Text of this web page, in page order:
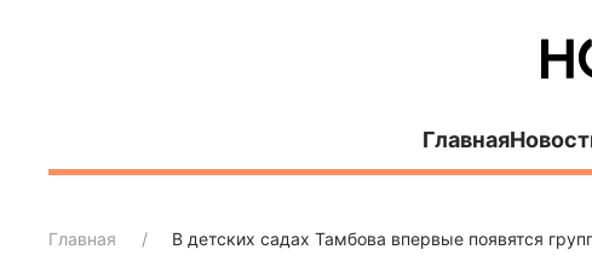
Главная
Главная В детских садах Тамбова впервые появятся